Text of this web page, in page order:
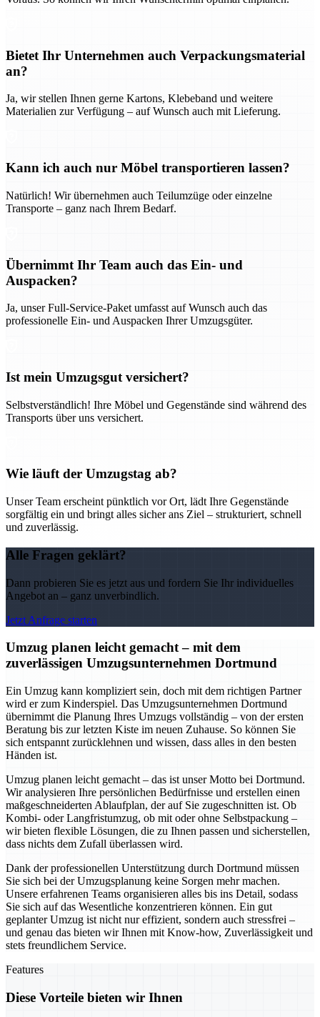
Bietet Ihr Unternehmen auch Verpackungsmaterial
an?
Ja, wir stellen Ihnen gerne Kartons, Klebeband und weitere
Materialien zur Verfügung – auf Wunsch auch mit Lieferung.
Kann ich auch nur Möbel transportieren lassen?
Natürlich! Wir übernehmen auch Teilumzüge oder einzelne
Transporte – ganz nach Ihrem Bedarf.
Übernimmt Ihr Team auch das Ein- und
Auspacken?
Ja, unser Full-Service-Paket umfasst auf Wunsch auch das
professionelle Ein- und Auspacken Ihrer Umzugsgüter.
Ist mein Umzugsgut versichert?
Selbstverständlich! Ihre Möbel und Gegenstände sind während des
Transports über uns versichert.
Wie läuft der Umzugstag ab?
Unser Team erscheint pünktlich vor Ort, lädt Ihre Gegenstände
sorgfältig ein und bringt alles sicher ans Ziel – strukturiert, schnell
und zuverlässig.
Alle Fragen geklärt?
Dann probieren Sie es jetzt aus und fordern Sie Ihr individuelles
Angebot an – ganz unverbindlich.
Jetzt Anfrage starten
Umzug planen leicht gemacht – mit dem
zuverlässigen Umzugsunternehmen Dortmund
Ein Umzug kann kompliziert sein, doch mit dem richtigen Partner
wird er zum Kinderspiel. Das Umzugsunternehmen Dortmund
übernimmt die Planung Ihres Umzugs vollständig – von der ersten
Beratung bis zur letzten Kiste im neuen Zuhause. So können Sie
sich entspannt zurücklehnen und wissen, dass alles in den besten
Händen ist.
Umzug planen leicht gemacht – das ist unser Motto bei Dortmund.
Wir analysieren Ihre persönlichen Bedürfnisse und erstellen einen
maßgeschneiderten Ablaufplan, der auf Sie zugeschnitten ist. Ob
Kombi- oder Langfristumzug, ob mit oder ohne Selbstpackung –
wir bieten flexible Lösungen, die zu Ihnen passen und sicherstellen,
dass nichts dem Zufall überlassen wird.
Dank der professionellen Unterstützung durch Dortmund müssen
Sie sich bei der Umzugsplanung keine Sorgen mehr machen.
Unsere erfahrenen Teams organisieren alles bis ins Detail, sodass
Sie sich auf das Wesentliche konzentrieren können. Ein gut
geplanter Umzug ist nicht nur effizient, sondern auch stressfrei –
und genau das bieten wir Ihnen mit Know-how, Zuverlässigkeit und
stets freundlichem Service.
Features
Diese Vorteile bieten wir Ihnen